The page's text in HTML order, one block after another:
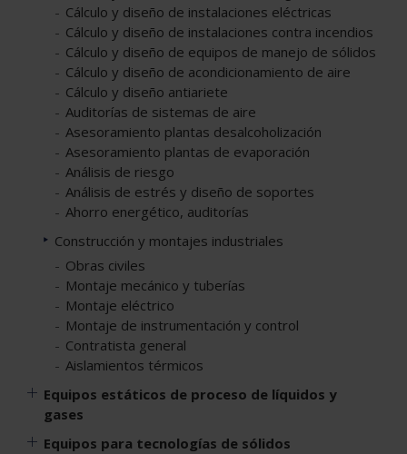
Cálculo y diseño de instalaciones eléctricas
Cálculo y diseño de instalaciones contra incendios
Cálculo y diseño de equipos de manejo de sólidos
Cálculo y diseño de acondicionamiento de aire
Cálculo y diseño antiariete
Auditorías de sistemas de aire
Asesoramiento plantas desalcoholización
Asesoramiento plantas de evaporación
Análisis de riesgo
Análisis de estrés y diseño de soportes
Ahorro energético, auditorías
Construcción y montajes industriales
Obras civiles
Montaje mecánico y tuberías
Montaje eléctrico
Montaje de instrumentación y control
Contratista general
Aislamientos térmicos
Equipos estáticos de proceso de líquidos y
gases
Equipos para tecnologías de sólidos